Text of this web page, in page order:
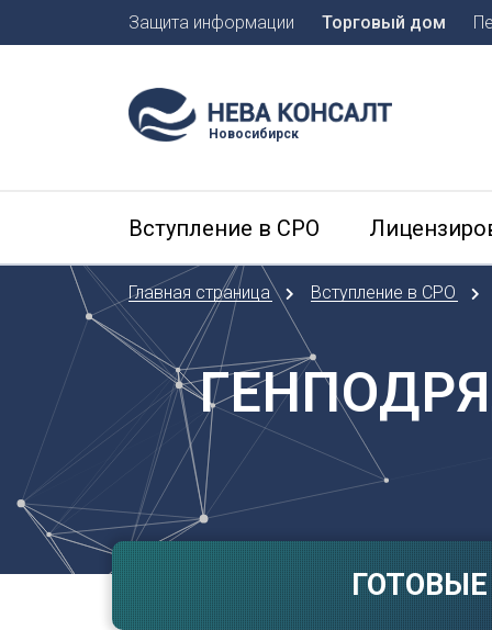
Б
В
Е
Защита информации Торговый дом
Новосибирск
Вступление в СРО
Главная страница Вступление в СРО